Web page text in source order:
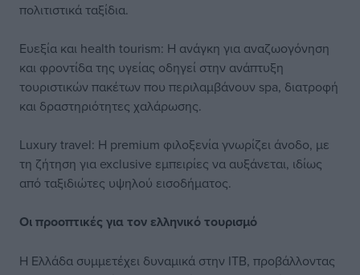
πολιτιστικά ταξίδια.
Ευεξία και health tourism: Η ανάγκη για αναζωογόνηση
και φροντίδα της υγείας οδηγεί στην ανάπτυξη
τουριστικών πακέτων που περιλαμβάνουν spa, διατροφή
και δραστηριότητες χαλάρωσης.
Luxury travel: Η premium φιλοξενία γνωρίζει άνοδο, με
τη ζήτηση για exclusive εμπειρίες να αυξάνεται, ιδίως
από ταξιδιώτες υψηλού εισοδήματος.
Οι προοπτικές για τον ελληνικό τουρισμό
Η Ελλάδα συμμετέχει δυναμικά στην ITB, προβάλλοντας